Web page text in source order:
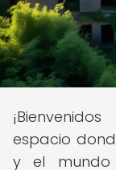
espacio
y el mundo